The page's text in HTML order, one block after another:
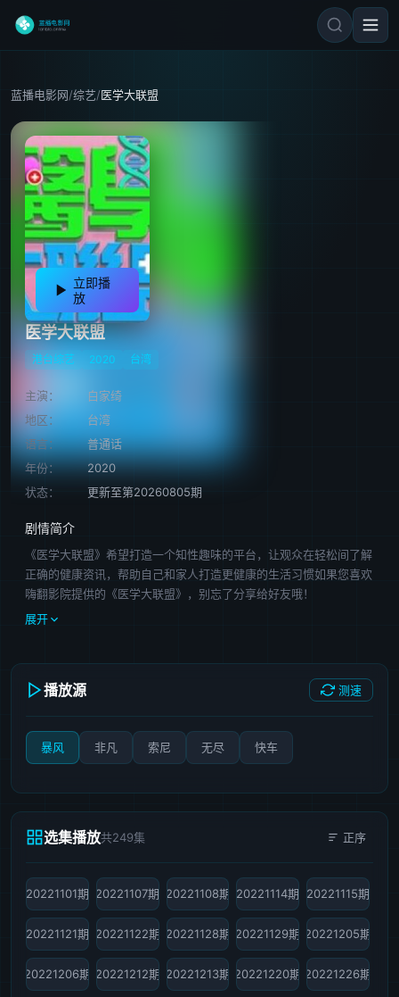
蓝播电影网/综艺/医学大联盟
立即播
放
医学大联盟
港台综艺 2020 台湾
主演：
白家绮
地区：
台湾
语言：
普通话
年份：
2020
状态：
更新至第20260805期
剧情简介
《医学大联盟》希望打造一个知性趣味的平台，让观众在轻松间了解
正确的健康资讯，帮助自己和家人打造更健康的生活习惯如果您喜欢
嗨翻影院提供的《医学大联盟》，别忘了分享给好友哦！
展开
播放源 测速
暴风 非凡 索尼 无尽 快车
选集播放共249集 正序
20221101期 20221107期 20221108期 20221114期 20221115期
20221121期 20221122期 20221128期 20221129期 20221205期
20221206期 20221212期 20221213期 20221220期 20221226期